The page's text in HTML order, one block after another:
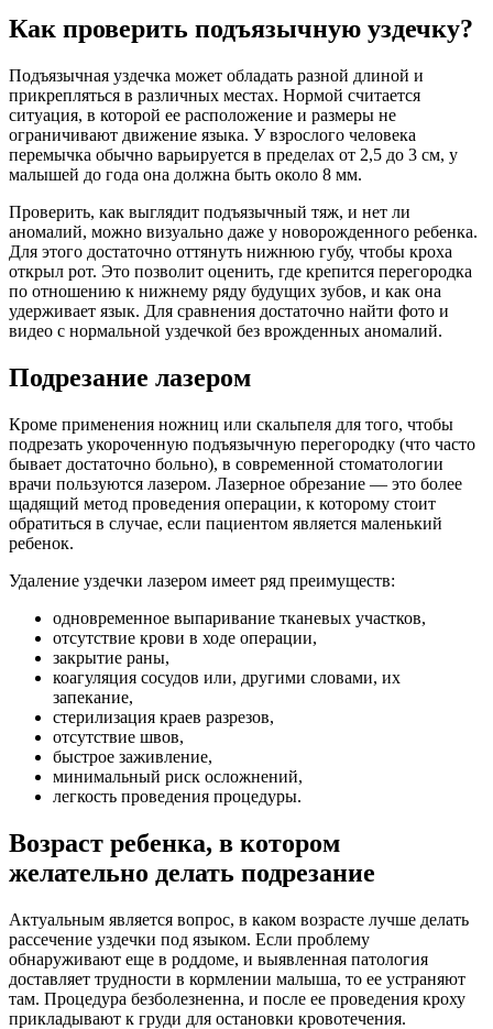
Как проверить подъязычную уздечку?
Подъязычная уздечка может обладать разной длиной и
прикрепляться в различных местах. Нормой считается
ситуация, в которой ее расположение и размеры не
ограничивают движение языка. У взрослого человека
перемычка обычно варьируется в пределах от 2,5 до 3 см, у
малышей до года она должна быть около 8 мм.
Проверить, как выглядит подъязычный тяж, и нет ли
аномалий, можно визуально даже у новорожденного ребенка.
Для этого достаточно оттянуть нижнюю губу, чтобы кроха
открыл рот. Это позволит оценить, где крепится перегородка
по отношению к нижнему ряду будущих зубов, и как она
удерживает язык. Для сравнения достаточно найти фото и
видео с нормальной уздечкой без врожденных аномалий.
Подрезание лазером
Кроме применения ножниц или скальпеля для того, чтобы
подрезать укороченную подъязычную перегородку (что часто
бывает достаточно больно), в современной стоматологии
врачи пользуются лазером. Лазерное обрезание — это более
щадящий метод проведения операции, к которому стоит
обратиться в случае, если пациентом является маленький
ребенок.
Удаление уздечки лазером имеет ряд преимуществ:
одновременное выпаривание тканевых участков,
отсутствие крови в ходе операции,
закрытие раны,
коагуляция сосудов или, другими словами, их
запекание,
стерилизация краев разрезов,
отсутствие швов,
быстрое заживление,
минимальный риск осложнений,
легкость проведения процедуры.
Возраст ребенка, в котором
желательно делать подрезание
Актуальным является вопрос, в каком возрасте лучше делать
рассечение уздечки под языком. Если проблему
обнаруживают еще в роддоме, и выявленная патология
доставляет трудности в кормлении малыша, то ее устраняют
там. Процедура безболезненна, и после ее проведения кроху
прикладывают к груди для остановки кровотечения.